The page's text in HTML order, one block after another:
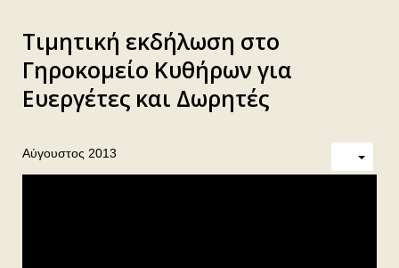
Τιμητική εκδήλωση στο
Γηροκομείο Κυθήρων για
Ευεργέτες και Δωρητές
Αύγουστος 2013